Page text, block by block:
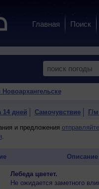
Главная Поиск
Новоархангельске
14 дней Самочувствие Г/
и предложения отправляйте
.
Описание
Лебеда цветет.
Не ожидается заметного